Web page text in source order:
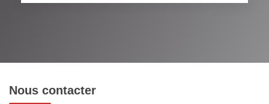
Nous contacter